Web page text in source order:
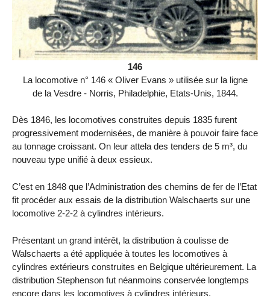
146
La locomotive n° 146 « Oliver Evans » utilisée sur la ligne
de la Vesdre - Norris, Philadelphie, Etats-Unis, 1844.
Dès 1846, les locomotives construites depuis 1835 furent
progressivement modernisées, de manière à pouvoir faire face
au tonnage croissant. On leur attela des tenders de 5 m³, du
nouveau type unifié à deux essieux.
C’est en 1848 que l’Administration des chemins de fer de l’Etat
fit procéder aux essais de la distribution Walschaerts sur une
locomotive 2-2-2 à cylindres intérieurs.
Présentant un grand intérêt, la distribution à coulisse de
Walschaerts a été appliquée à toutes les locomotives à
cylindres extérieurs construites en Belgique ultérieurement. La
distribution Stephenson fut néanmoins conservée longtemps
encore dans les locomotives à cylindres intérieurs.